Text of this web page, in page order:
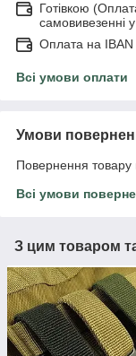
Готівкою
самовивезенні
Оплата на IBAN
Всі умови оплати
Умови
Повернення товару
Всі умови
З цим товаром